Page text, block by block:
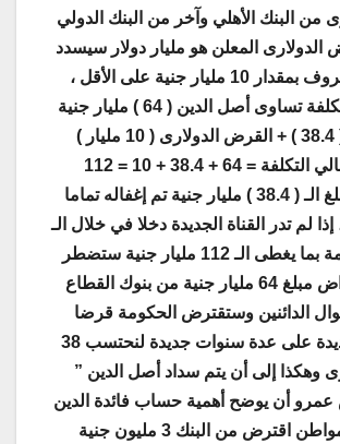
من البنك الأهلي وآخر من البنك الدولي
الدولارى المعلن هو مليار دولار سيسدد
في أحسن الظروف بمقدار 10 مليار جنية على الأقل ،
إذن إجمالي التكلفة تساوى أصل الدين ( 64 ) مليار جنية
+ فائدة الدين ( 38.4 ) + القرض الدولارى ( 10 مليار )
جنية ، إذن إجمالي التكلفة = 64 + 38.4 + 10 = 112
مليار جنية ، مبلغ الـ ( 38.4 ) مليار جنية تم إغفاله تماما
لم تدر القناة الجديدة دخلا في خلال الـ
48 شهرا القادمة بما يغطى الـ 112 مليار جنية ستضطر
الحكومة لاقتراض مبلغ 64 مليار جنية من بنوك القطاع
الدائنين وستقترض الحكومة قرضا
جديد بفائدة جديدة على عدة سنوات جديدة لنحتسب 38
وهكذا إلى أن يتم سداد أصل الدين ”
عمرو أن يوضح أهمية حساب فائدة الدين
فقال ” لو أن مواطن اقترض من البنك 3 مليون جنية